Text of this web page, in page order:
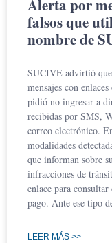
Alerta por
falsos que
nombre de
SUCIVE advirtió
mensajes con
pidió no ingresar a
recibidas por SMS,
correo electrónico.
modalidades
que informan sobre
infracciones de
enlace para
pago. Ante ese tipo
LEER MÁS >>